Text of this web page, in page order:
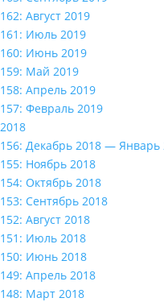
162: Август 2019
161: Июль 2019
160: Июнь 2019
159: Май 2019
158: Апрель 2019
157: Февраль 2019
2018
156: Декабрь 2018 — Январь
155: Ноябрь 2018
154: Октябрь 2018
153: Сентябрь 2018
152: Август 2018
151: Июль 2018
150: Июнь 2018
149: Апрель 2018
148: Март 2018